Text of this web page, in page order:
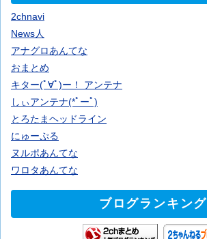
2chnavi
News人
アナグロあんてな
おまとめ
キター(ﾟ∀ﾟ)ー！ アンテナ
しぃアンテナ(*ﾟーﾟ)
とろたまヘッドライン
にゅーぷる
ヌルポあんてな
ワロタあんてな
ブログランキング